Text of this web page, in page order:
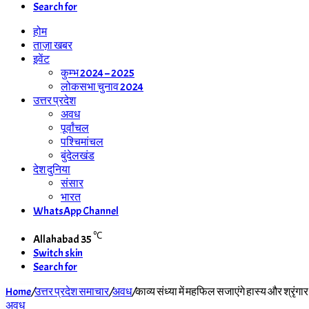
Search for
होम
ताज़ा खबर
इवेंट
कुम्भ 2024 – 2025
लोकसभा चुनाव 2024
उत्तर प्रदेश
अवध
पूर्वांचल
पश्चिमांचल
बुंदेलखंड
देश दुनिया
संसार
भारत
WhatsApp Channel
Allahabad35℃
Switch skin
Search for
Home/उत्तर प्रदेश समाचार/अवध/काव्य संध्या में महफिल सजाएंगे हास्य और
अवध